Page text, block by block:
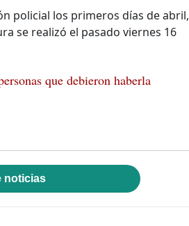
policial los primeros días de abril,
se realizó el pasado viernes 16
que debieron haberla
noticias